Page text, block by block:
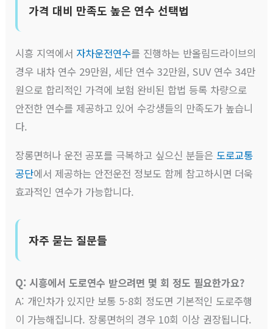
가격 대비 만족도 높은 연수 선택법
시흥 지역에서 자차운전연수를 진행하는 반올림드라이브의
경우 내차 연수 29만원, 세단 연수 32만원, SUV 연수 34만
원으로 합리적인 가격에 보험 완비된 합법 등록 차량으로
안전한 연수를 제공하고 있어 수강생들의 만족도가 높습니
다.
장롱면허나 운전 공포를 극복하고 싶으신 분들은 도로교통
공단에서 제공하는 안전운전 정보도 함께 참고하시면 더욱
효과적인 연수가 가능합니다.
자주 묻는 질문들
Q: 시흥에서 도로연수 받으려면 몇 회 정도 필요한가요?
A: 개인차가 있지만 보통 5-8회 정도면 기본적인 도로주행
이 가능해집니다. 장롱면허의 경우 10회 이상 권장됩니다.